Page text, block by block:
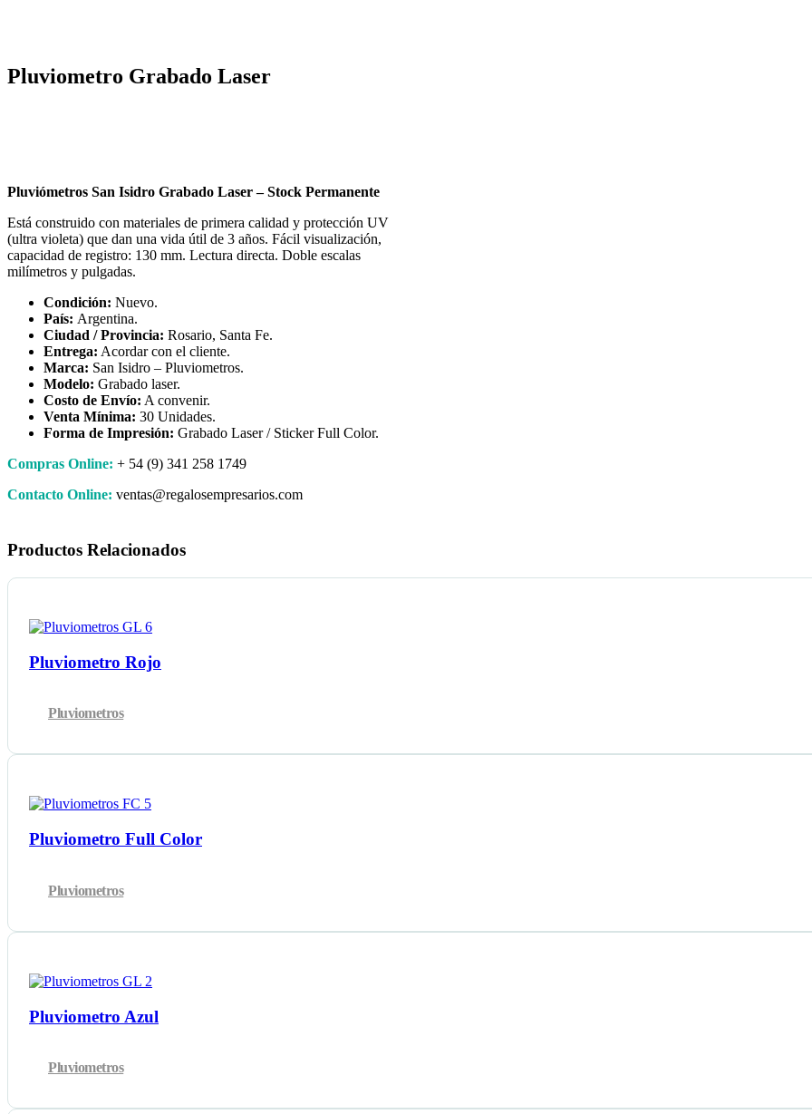
Pluviometro Grabado Laser
Pluviómetros San Isidro Grabado Laser – Stock Permanente
Está construido con materiales de primera calidad y protección UV
(ultra violeta) que dan una vida útil de 3 años. Fácil visualización,
capacidad de registro: 130 mm. Lectura directa. Doble escalas
milímetros y pulgadas.
Condición: Nuevo.
País: Argentina.
Ciudad / Provincia: Rosario, Santa Fe.
Entrega: Acordar con el cliente.
Marca: San Isidro – Pluviometros.
Modelo: Grabado laser.
Costo de Envío: A convenir.
Venta Mínima: 30 Unidades.
Forma de Impresión: Grabado Laser / Sticker Full Color.
Compras Online: + 54 (9) 341 258 1749
Contacto Online: ventas@regalosempresarios.com
Productos Relacionados
Pluviometro Rojo
Pluviometros
Pluviometro Full Color
Pluviometros
Pluviometro Azul
Pluviometros